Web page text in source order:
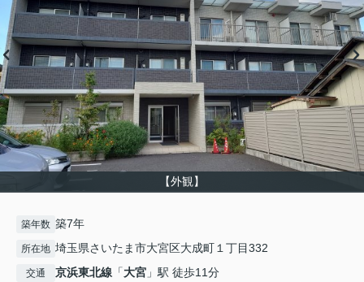
【外観】
築年数 築7年
所在地 埼玉県さいたま市大宮区大成町１丁目332
交通 京浜東北線 「大宮 」駅 徒歩11分